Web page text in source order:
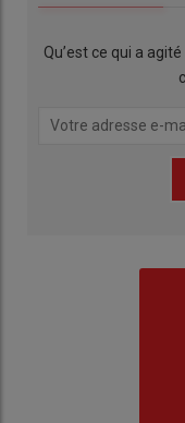
Qu’est ce qui a